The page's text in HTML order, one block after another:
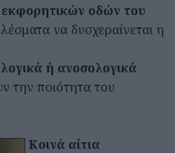
οδών του
να δυσχεραίνεται η
ή ανοσολογικά
την ποιότητα του
Κοινά αίτια